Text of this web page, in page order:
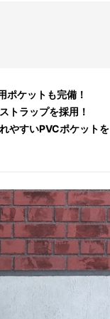
ポケットも完備！
トラップを採用！
やすいPVCポケットを